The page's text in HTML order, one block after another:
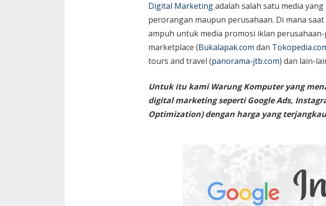
Digital Marketingadalah salah satu media
perorangan maupun perusahaan. Di mana
ampuh untuk media promosi iklan
marketplace (Bukalapak.com dan
tours and travel (panorama-jtb.com) dan lain-
Untuk itu kami Warung Komputer yang
digital marketing seperti Google Ads,
Optimization) dengan harga yang